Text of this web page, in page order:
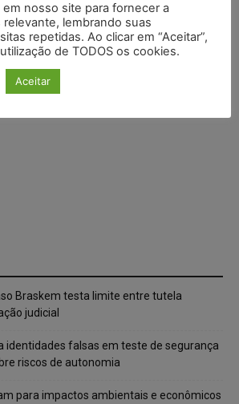
Braskem testa limite entre tutela
judicial
identidades falsas em teste de segurança
riscos de autonomia
para impactos ambientais e econômicos
nosso site para fornecer a
lembrando suas
repetidas. Ao clicar em “Aceitar”,
de TODOS os cookies.
Aceitar